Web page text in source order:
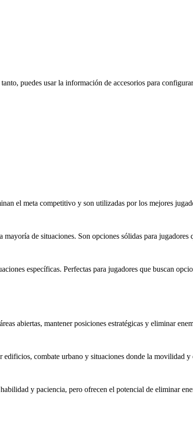
puedes usar la información de accesorios para
el meta competitivo y son utilizadas por los mejores
de situaciones. Son opciones sólidas para
específicas. Perfectas para jugadores que buscan
abiertas, mantener posiciones estratégicas y eliminar
edificios, combate urbano y situaciones donde la movilidad
y paciencia, pero ofrecen el potencial de eliminar